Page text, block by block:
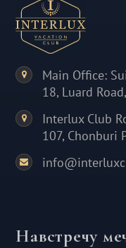
Main Office:
18, Luard
Interlux Club
107, Chonburi
Навстречу